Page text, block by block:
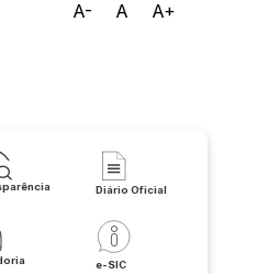
A- A A+
de
Diário Oficial
e-SIC